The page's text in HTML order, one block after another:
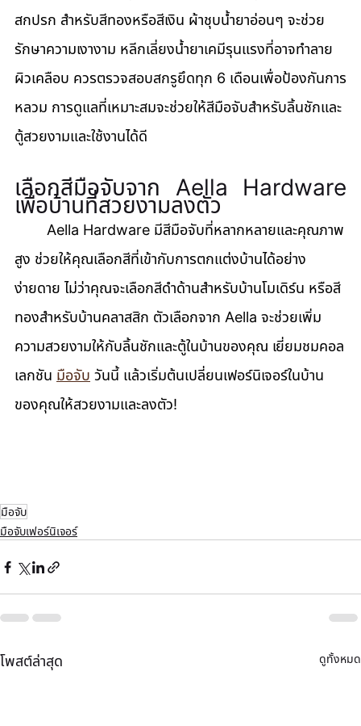
สกปรก สำหรับสีทองหรือสีเงิน ผ้าชุบน้ำยาอ่อนๆ จะช่วย
รักษาความเงางาม หลีกเลี่ยงน้ำยาเคมีรุนแรงที่อาจทำลาย
ผิวเคลือบ ควรตรวจสอบสกรูยึดทุก 6 เดือนเพื่อป้องกันการ
หลวม การดูแลที่เหมาะสมจะช่วยให้สีมือจับสำหรับลิ้นชักและ
ตู้สวยงามและใช้งานได้ดี
เลือกสีมือจับจาก Aella Hardware
เพื่อบ้านที่สวยงามลงตัว
สูง ช่วยให้คุณเลือกสีที่เข้ากับการตกแต่งบ้านได้อย่าง
ง่ายดาย ไม่ว่าคุณจะเลือกสีดำด้านสำหรับบ้านโมเดิร์น หรือสี
ทองสำหรับบ้านคลาสสิก ตัวเลือกจาก Aella จะช่วยเพิ่ม
ความสวยงามให้กับลิ้นชักและตู้ในบ้านของคุณ เยี่ยมชมคอล
เลกชัน มือจับ วันนี้ แล้วเริ่มต้นเปลี่ยนเฟอร์นิเจอร์ในบ้าน
ของคุณให้สวยงามและลงตัว!
มือจับ
มือจับเฟอร์นิเจอร์
โพสต์ล่าสุด ดูทั้งหมด